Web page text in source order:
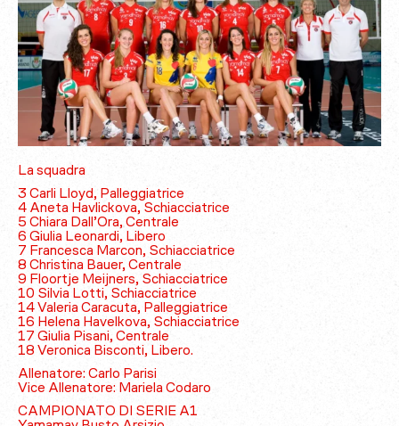
La squadra
3 Carli Lloyd, Palleggiatrice
4 Aneta Havlickova, Schiacciatrice
5 Chiara Dall’Ora, Centrale
6 Giulia Leonardi, Libero
7 Francesca Marcon, Schiacciatrice
8 Christina Bauer, Centrale
9 Floortje Meijners, Schiacciatrice
10 Silvia Lotti, Schiacciatrice
14 Valeria Caracuta, Palleggiatrice
16 Helena Havelkova, Schiacciatrice
17 Giulia Pisani, Centrale
18 Veronica Bisconti, Libero.
Allenatore: Carlo Parisi
Vice Allenatore: Mariela Codaro
CAMPIONATO DI SERIE A1